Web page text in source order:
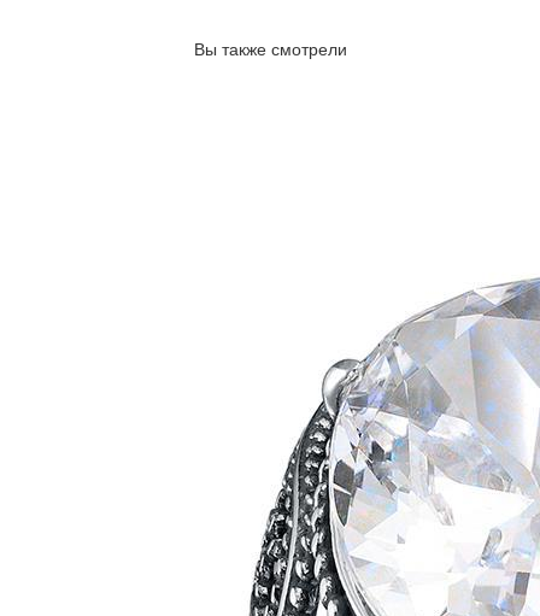
Вы также смотрели